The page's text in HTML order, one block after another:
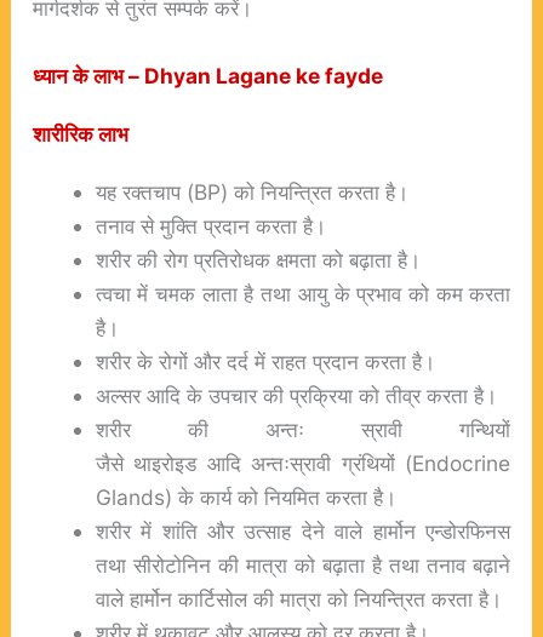
मार्गदर्शक से तुरंत सम्पर्क करें।
ध्यानकेलाभ – Dhyan Lagane ke fayde
शारीरिकलाभ
यह रक्तचाप (BP) को नियन्त्रित करता है।
तनाव से मुक्ति प्रदान करता है।
शरीर की रोग प्रतिरोधक क्षमता को बढ़ाता है।
त्वचा में चमक लाता है तथा आयु के प्रभाव को कम करता
है।
शरीर के रोगों और दर्द में राहत प्रदान करता है।
अल्सर आदि के उपचार की प्रक्रिया को तीव्र करता है।
शरीर की अन्तः स्रावी गन्थियों
जैसे थाइरोइड आदि अन्तःस्रावी ग्रंथियों (Endocrine
Glands) के कार्य को नियमित करता है।
शरीर में शांति और उत्साह देने वाले हार्मोन एन्डोरफिनस
तथा सीरोटोनिन की मात्रा को बढ़ाता है तथा तनाव बढ़ाने
वाले हार्मोन कार्टिसोल की मात्रा को नियन्त्रित करता है।